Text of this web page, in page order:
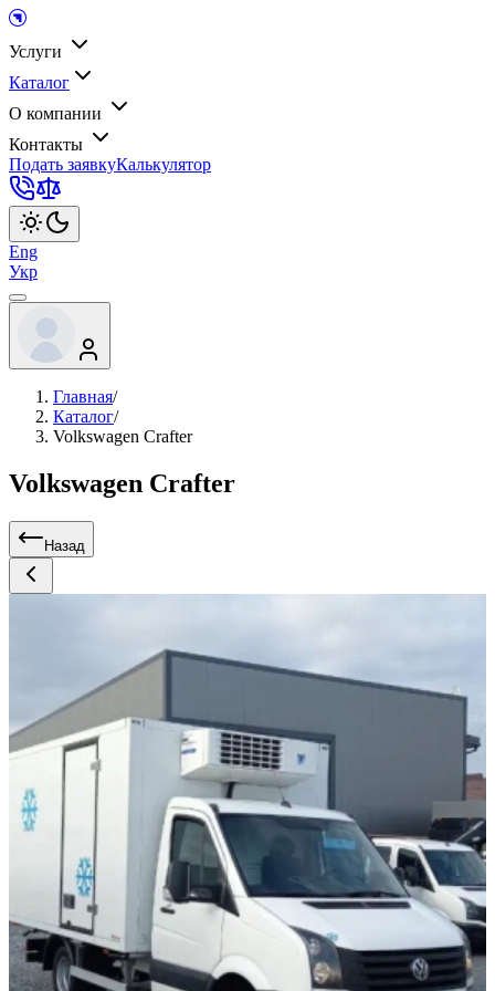
Услуги
Каталог
О компании
Контакты
Подать заявкуКалькулятор
Eng
Укр
Главная/
Каталог/
Volkswagen Crafter
Volkswagen Crafter
Назад